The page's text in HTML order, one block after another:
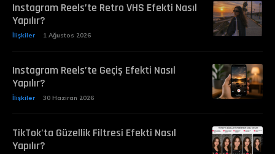
Instagram Reels’te Retro VHS Efekti Nasıl
Yapılır?
İlişkiler 1 Ağustos 2026
Instagram Reels’te Geçiş Efekti Nasıl
Yapılır?
İlişkiler 30 Haziran 2026
TikTok’ta Güzellik Filtresi Efekti Nasıl
Yapılır?